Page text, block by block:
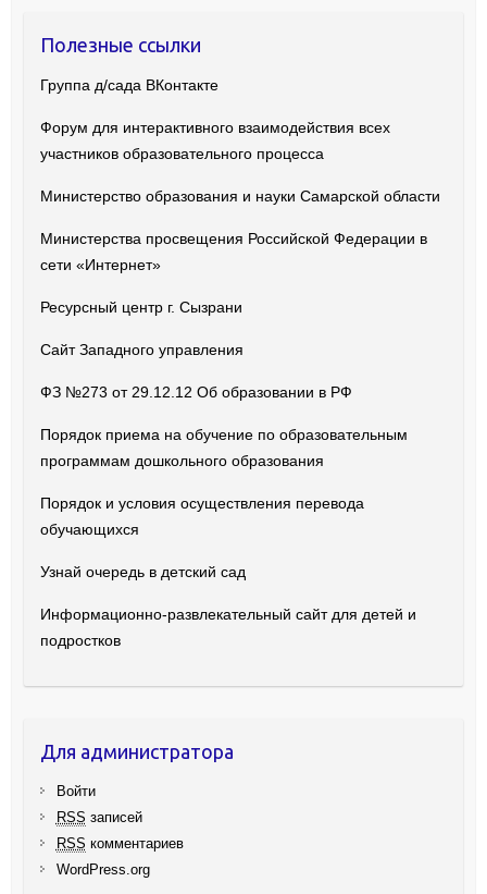
Полезные ссылки
Группа д/сада ВКонтакте
Форум для интерактивного взаимодействия всех
участников образовательного процесса
Министерство образования и науки Самарской области
Министерства просвещения Российской Федерации в
сети «Интернет»
Ресурсный центр г. Сызрани
Сайт Западного управления
ФЗ №273 от 29.12.12 Об образовании в РФ
Порядок приема на обучение по образовательным
программам дошкольного образования
Порядок и условия осуществления перевода
обучающихся
Узнай очередь в детский сад
Информационно-развлекательный сайт для детей и
подростков
Для администратора
Войти
RSS записей
RSS комментариев
WordPress.org